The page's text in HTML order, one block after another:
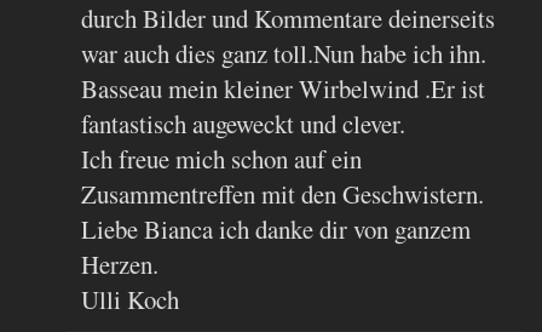
durch Bilder und Kommentare deinerseits
war auch dies ganz toll.Nun habe ich ihn.
Basseau mein kleiner Wirbelwind .Er ist
fantastisch augeweckt und clever.
Ich freue mich schon auf ein
Zusammentreffen mit den Geschwistern.
Liebe Bianca ich danke dir von ganzem
Herzen.
Ulli Koch